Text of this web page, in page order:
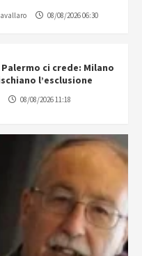
08/08/2026 06:30
Palermo ci crede: Milano
l’esclusione
08/08/2026 11:18